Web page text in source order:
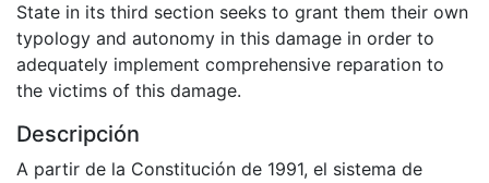
State in its third section seeks to grant them their own
typology and autonomy in this damage in order to
adequately implement comprehensive reparation to
the victims of this damage.
Descripción
A partir de la Constitución de 1991, el sistema de